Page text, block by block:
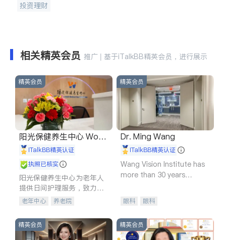
投资理财
相关精英会员 推广 | 基于iTalkBB精英会员，进行展示
精英会员
阳光保健养生中心 World
shine
iTalkBB精英认证
执照已核实
阳光保健养生中心为老年人
提供日间护理服务，致力于
通过持续的护理创新来有效
老年中心 养老院
精英会员
Dr. Ming Wang
iTalkBB精英认证
Wang Vision Institute has
more than 30 years
眼科 眼科
精英会员 精英会员